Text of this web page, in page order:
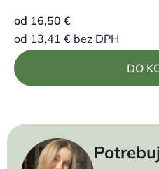
od 16,50 €
od 13,41 € bez DPH
Jednotková cena:
DO